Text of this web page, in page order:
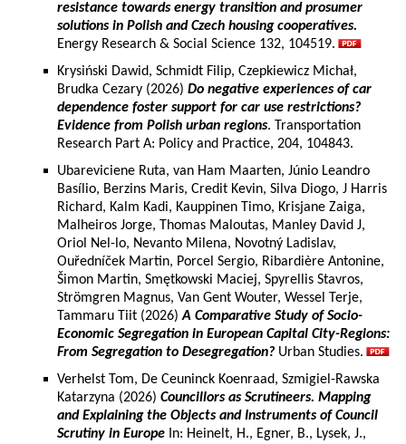
resistance towards energy transition and prosumer
solutions in Polish and Czech housing cooperatives.
Energy Research & Social Science 132, 104519.
Krysiński Dawid, Schmidt Filip, Czepkiewicz Michał,
Brudka Cezary (2026) Do negative experiences of car
dependence foster support for car use restrictions?
Evidence from Polish urban regions. Transportation
Research Part A: Policy and Practice, 204, 104843.
Ubareviciene Ruta, van Ham Maarten, Júnio Leandro
Basílio, Berzins Maris, Credit Kevin, Silva Diogo, J Harris
Richard, Kalm Kadi, Kauppinen Timo, Krisjane Zaiga,
Malheiros Jorge, Thomas Maloutas, Manley David J,
Oriol Nel-lo, Nevanto Milena, Novotný Ladislav,
Ouředníček Martin, Porcel Sergio, Ribardière Antonine,
Šimon Martin, Smętkowski Maciej, Spyrellis Stavros,
Strömgren Magnus, Van Gent Wouter, Wessel Terje,
Tammaru Tiit (2026)A Comparative Study of Socio-
Economic Segregation in European Capital City-Regions:
From Segregation to Desegregation? Urban Studies.
Verhelst Tom, De Ceuninck Koenraad, Szmigiel-Rawska
Katarzyna (2026) Councillors as Scrutineers. Mapping
and Explaining the Objects and Instruments of Council
Scrutiny in Europe In: Heinelt, H., Egner, B., Lysek, J.,